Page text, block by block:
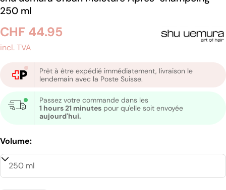
250 ml
Prix
habituel
CHF 44.95
incl. TVA
Prêt à être expédié immédiatement, livraison le
lendemain avec la Poste Suisse.
Passez votre commande dans les
1 hours 21 minutes pour qu'elle soit envoyée
aujourd'hui.
Volume: